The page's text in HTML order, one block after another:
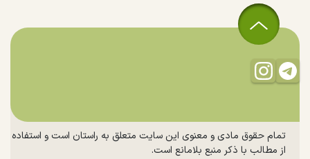
تمام حقوق مادی و معنوی این سایت متعلق به راستان است و استفاده
از مطالب با ذکر منبع بلامانع است.